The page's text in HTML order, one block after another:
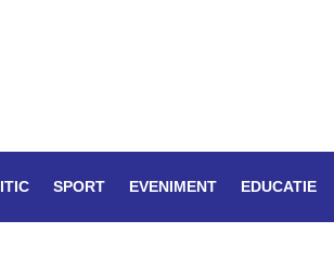
SPORT EVENIMENT EDUCATIE